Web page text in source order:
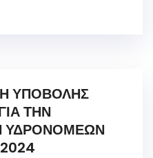
ΥΠΟΒΟΛΗΣ
ΤΗΝ
ΥΔΡΟΝΟΜΕΩΝ